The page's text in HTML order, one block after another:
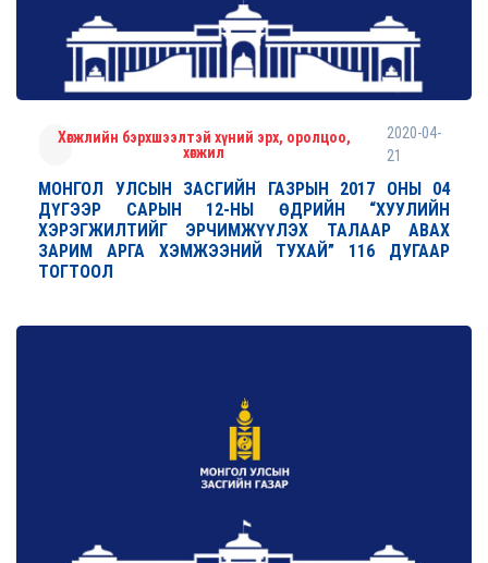
Хөгжлийн бэрхшээлтэй хүний эрх, оролцоо,
хөгжил
2020-04-
21
МОНГОЛ УЛСЫН ЗАСГИЙН ГАЗРЫН 2017 ОНЫ 04
ДҮГЭЭР САРЫН 12-НЫ ӨДРИЙН “ХУУЛИЙН
ХЭРЭГЖИЛТИЙГ ЭРЧИМЖҮҮЛЭХ ТАЛААР АВАХ
ЗАРИМ АРГА ХЭМЖЭЭНИЙ ТУХАЙ” 116 ДУГААР
ТОГТООЛ